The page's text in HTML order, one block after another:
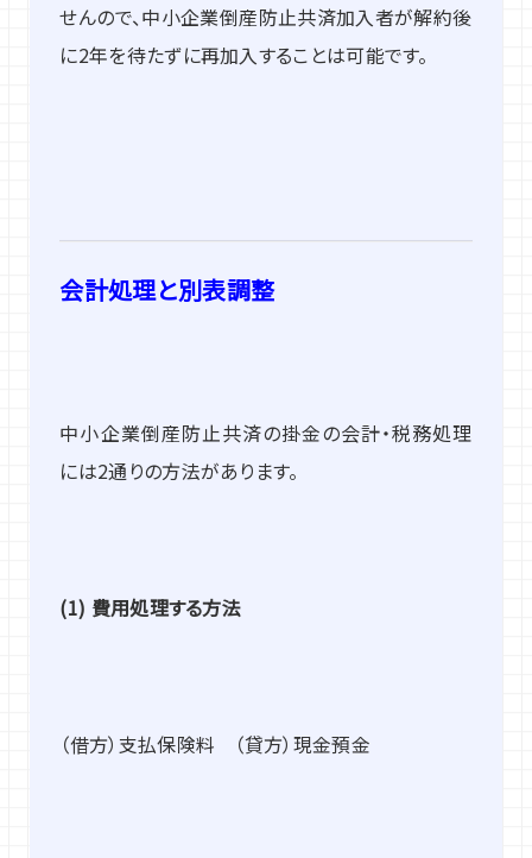
せんので、中小企業倒産防止共済加入者が解約後
に2年を待たずに再加入することは可能です。
会計処理と別表調整
中小企業倒産防止共済の掛金の会計・税務処理
には2通りの方法があります。
(1) 費用処理する方法
（借方）支払保険料 （貸方）現金預金